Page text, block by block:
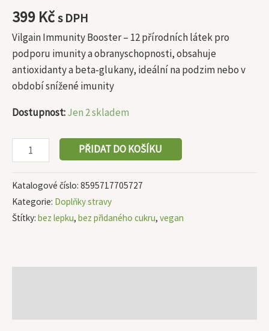
399 Kčs DPH
Vilgain Immunity Booster ⁠–⁠ 12 přírodních látek pro
podporu imunity a obranyschopnosti, obsahuje
antioxidanty a beta‑glukany, ideální na podzim nebo v
období snížené imunity
Dostupnost:Jen 2 skladem
PŘIDAT DO KOŠÍKU
Katalogové číslo: 8595717705727
Kategorie: Doplňky stravy
Štítky: bez lepku, bez přidaného cukru, vegan